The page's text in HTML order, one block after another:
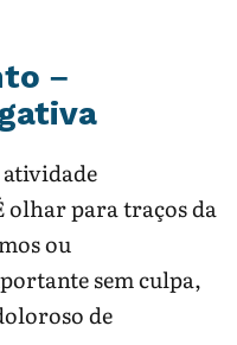
–
olhar para traços da
ou
sem culpa,
de